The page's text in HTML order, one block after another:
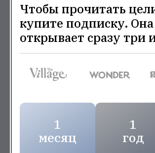
Чтобы прочитать
купите подписку. Она
открывает сразу три
1
месяц
1
год